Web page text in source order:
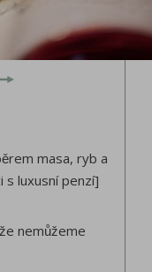
masa, ryb a
s luxusní penzí]
nemůžeme